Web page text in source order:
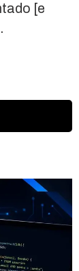
[e